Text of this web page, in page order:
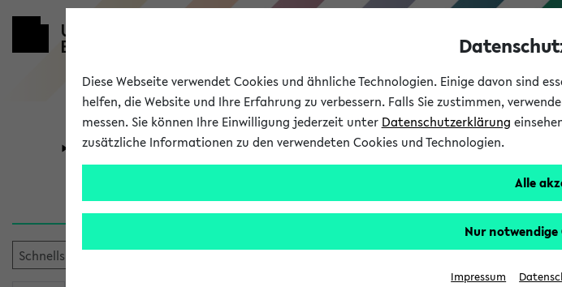
Universität Forschung Studium
Sie möchten auf eine eKVV Funktion zugreifen, die Ihnen
Diese Webseite verwendet Cookies und ähnliche Technologien. Einige davon sind
helfen, die Website und Ihre Erfahrung zu verbessern. Falls Sie zustimmen,
messen. Sie können Ihre Einwilligung jederzeit unter Datenschutzerklärung
zusätzliche Informationen zu den verwendeten Cookies und Technologien.
Alle
Nur notwendige
Impressum